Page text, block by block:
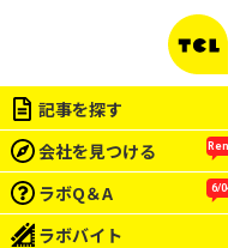
記事を探す
会社を見つける
ラボQ＆A 6/
ラボバイト